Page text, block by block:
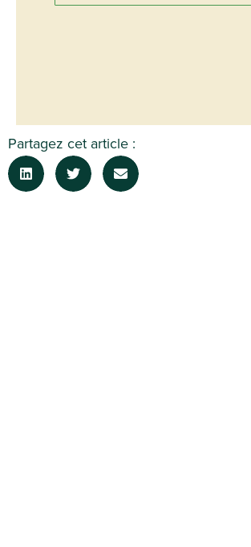
Partagez cet article :